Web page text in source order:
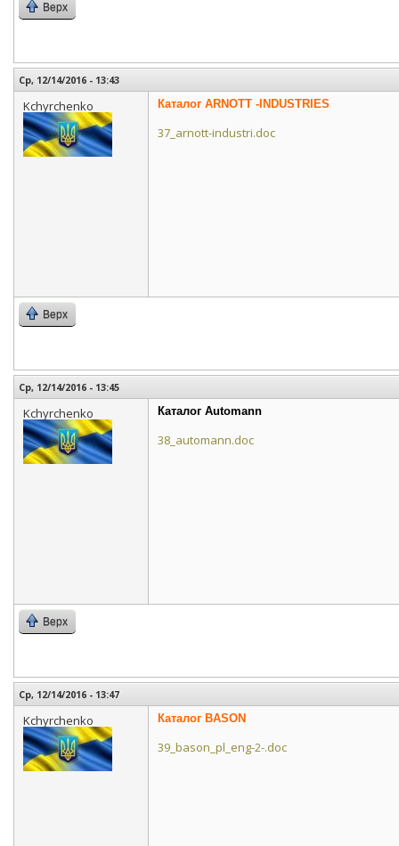
Верх
Ср, 12/14/2016 - 13:43
Kchyrchenko Каталог ARNOTT -INDUSTRIES
37_arnott-industri.doc
Верх
Ср, 12/14/2016 - 13:45
Kchyrchenko Каталог Automann
38_automann.doc
Верх
Ср, 12/14/2016 - 13:47
Kchyrchenko Каталог BASON
39_bason_pl_eng-2-.doc